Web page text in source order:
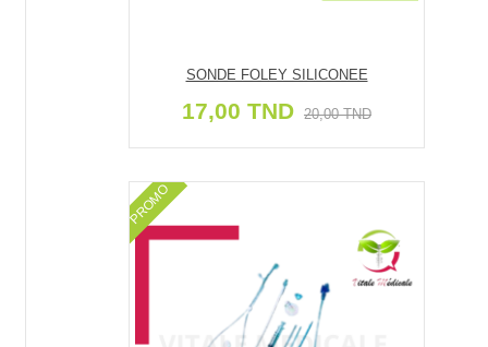
SONDE FOLEY SILICONEE
17,00 TND 20,00 TND
PROMO